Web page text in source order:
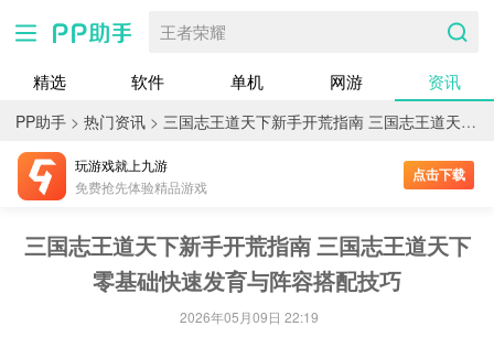
王者荣耀
精选 软件 单机 网游 资讯
PP助手 > 热门资讯 > 三国志王道天下新手开荒指南 三国志王道天下零基础快速发育与阵容搭配技巧
玩游戏就上九游
免费抢先体验精品游戏
点击下载
三国志王道天下新手开荒指南 三国志王道天下
零基础快速发育与阵容搭配技巧
2026年05月09日 22:19